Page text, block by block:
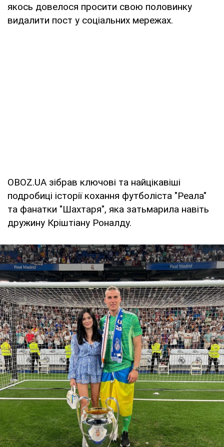
якось довелося просити свою половинку
видалити пост у соціальних мережах.
OBOZ.UA зібрав ключові та найцікавіші
подробиці історії кохання футболіста "Реала"
та фанатки "Шахтаря", яка затьмарила навіть
дружину Кріштіану Роналду.